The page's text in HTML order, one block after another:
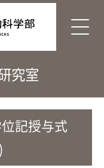
究室
記授与式